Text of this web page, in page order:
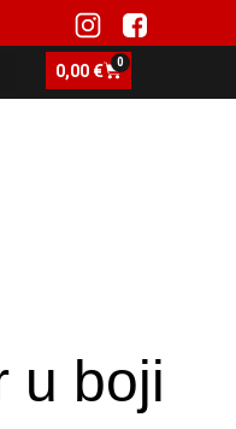
0,00 € 0
u boji